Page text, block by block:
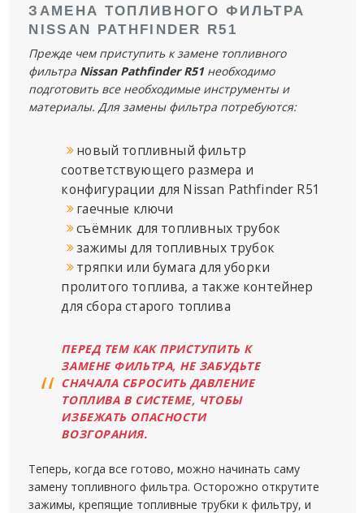
ЗАМЕНА ТОПЛИВНОГО ФИЛЬТРА
NISSAN PATHFINDER R51
Прежде чем приступить к замене топливного
фильтра Nissan Pathfinder R51необходимо
подготовить все необходимые инструменты и
материалы. Для замены фильтра потребуются:
новый топливный фильтр
соответствующего размера и
конфигурации для Nissan Pathfinder R51
гаечные ключи
съёмник для топливных трубок
зажимы для топливных трубок
тряпки или бумага для уборки
пролитого топлива, а также контейнер
для сбора старого топлива
ПЕРЕД ТЕМ КАК ПРИСТУПИТЬ К
ЗАМЕНЕ ФИЛЬТРА, НЕ ЗАБУДЬТЕ
СНАЧАЛА СБРОСИТЬ ДАВЛЕНИЕ
ТОПЛИВА В СИСТЕМЕ, ЧТОБЫ
ИЗБЕЖАТЬ ОПАСНОСТИ
ВОЗГОРАНИЯ.
Теперь, когда все готово, можно начинать саму
замену топливного фильтра. Осторожно открутите
зажимы, крепящие топливные трубки к фильтру, и